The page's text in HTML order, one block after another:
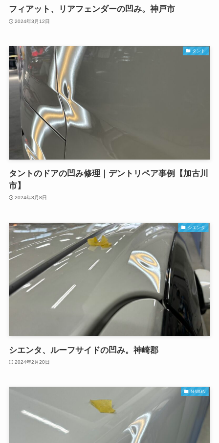
フィアット、リアフェンダーの凹み。神戸市
2024年3月12日
タント
タントのドアの凹み修理｜デントリペア事例【加古川
市】
2024年3月8日
シエンタ
シエンタ、ルーフサイドの凹み。神崎郡
2024年2月20日
N-WGN